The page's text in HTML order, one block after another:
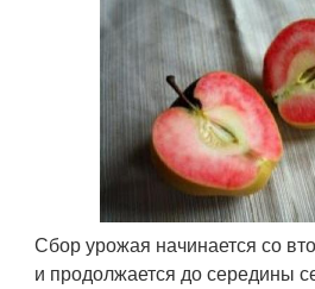
Сбор урожая начинается со
и продолжается до середины